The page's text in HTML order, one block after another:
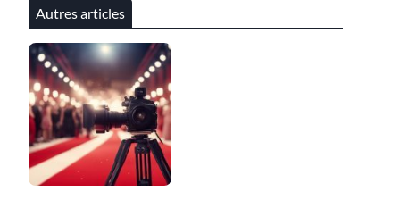
Autres articles